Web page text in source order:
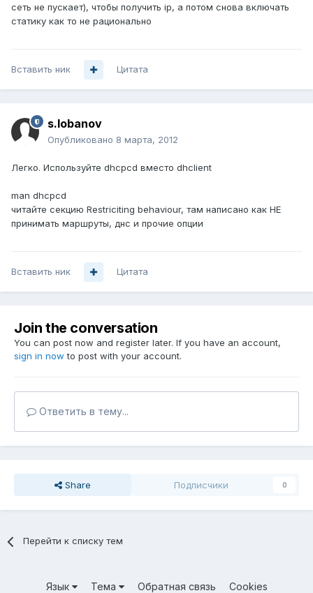
сеть не пускает), чтобы получить ip, а потом снова включать
статику как то не рационально
Вставить ник Цитата
s.lobanov
Опубликовано 8 марта, 2012
Легко. Используйте dhcpcd вместо dhclient
man dhcpcd
читайте секцию Restriciting behaviour, там написано как НЕ
принимать маршруты, днс и прочие опции
Вставить ник Цитата
Join the conversation
You can post now and register later. If you have an account,
sign in now to post with your account.
Ответить в тему...
Share Подписчики 0
Перейти к списку тем
Язык Тема Обратная связь Cookies